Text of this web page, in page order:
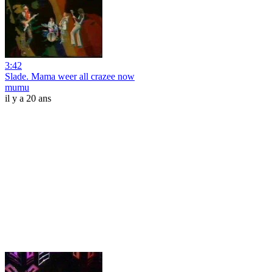
3:42
Slade. Mama weer all crazee now
mumu
il y a 20 ans